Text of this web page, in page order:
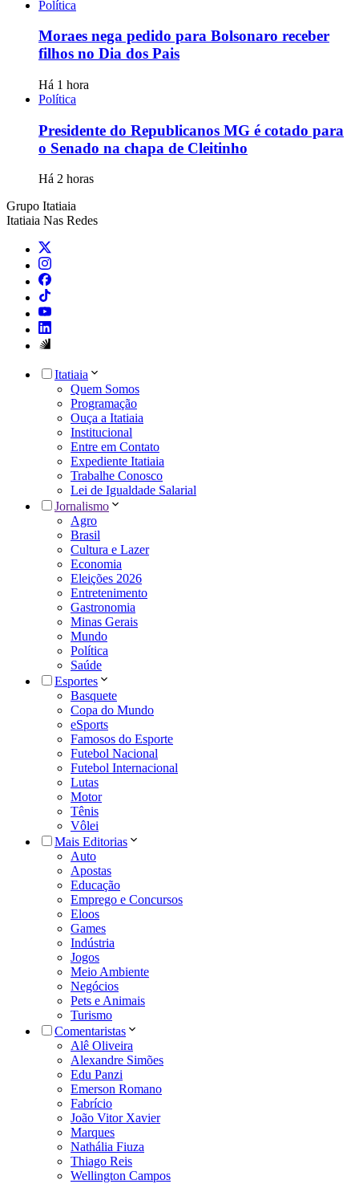
Política
Moraes nega pedido para Bolsonaro receber
filhos no Dia dos Pais
Há 1 hora
Política
Presidente do Republicanos MG é cotado para
o Senado na chapa de Cleitinho
Há 2 horas
Grupo Itatiaia
Itatiaia Nas Redes
Itatiaia
Quem Somos
Programação
Ouça a Itatiaia
Institucional
Entre em Contato
Expediente Itatiaia
Trabalhe Conosco
Lei de Igualdade Salarial
Jornalismo
Agro
Brasil
Cultura e Lazer
Economia
Eleições 2026
Entretenimento
Gastronomia
Minas Gerais
Mundo
Política
Saúde
Esportes
Basquete
Copa do Mundo
eSports
Famosos do Esporte
Futebol Nacional
Futebol Internacional
Lutas
Motor
Tênis
Vôlei
Mais Editorias
Auto
Apostas
Educação
Emprego e Concursos
Eloos
Games
Indústria
Jogos
Meio Ambiente
Negócios
Pets e Animais
Turismo
Comentaristas
Alê Oliveira
Alexandre Simões
Edu Panzi
Emerson Romano
Fabrício
João Vitor Xavier
Marques
Nathália Fiuza
Thiago Reis
Wellington Campos